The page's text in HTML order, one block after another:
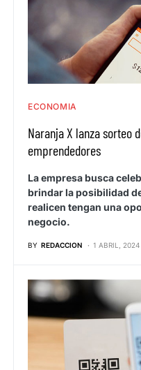
ECONOMIA
Naranja X lanza sorteo
emprendedores
La empresa busca
brindar la posibilidad
realicen tengan una
negocio.
BY REDACCION 1 ABRIL, 2024